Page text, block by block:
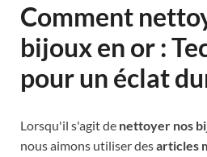
Comment
bijoux en or :
pour un éclat
Lorsqu'il s'agit de nettoyer nos
nous aimons utiliser desarticles